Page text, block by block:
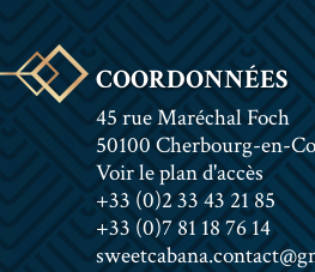
COORDONNÉES
45 rue Maréchal Foch
50100 Cherbourg-en-
Voir le plan d'accès
+33 (0)2 33 43 21 85
+33 (0)7 81 18 76 14